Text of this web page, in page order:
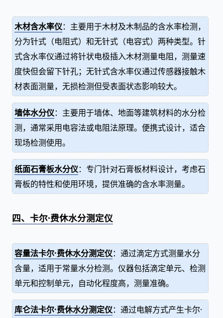
木材含水率仪：主要用于木材及木制品的含水率检测，
分为针式（电阻式）和无针式（电容式）两种类型。针
式含水率仪通过将针状电极插入木材测量电阻，测量速
度快但会留下针孔；无针式含水率仪通过传感器接触木
材表面测量，无损检测但受表面状态影响较大。
墙体水分仪：主要用于墙体、地面等建筑材料的水分检
测，通常采用电容法或电阻法原理。便携式设计，适合
现场检测使用。
纸面石膏板水分仪：专门针对石膏板材料设计，考虑石
膏板的特性和使用环境，提供准确的含水率测量。
四、卡尔·费休水分测定仪
容量法卡尔·费休水分测定仪：通过滴定方式测量水分
含量，适用于常量水分检测。仪器包括滴定单元、检测
单元和控制单元，自动化程度高，测量准确。
库仑法卡尔·费休水分测定仪：通过电解方式产生卡尔·